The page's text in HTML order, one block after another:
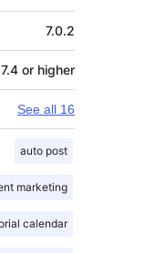
7.0.2
7.4 or higher
See all 16
auto post
marketing
calendar